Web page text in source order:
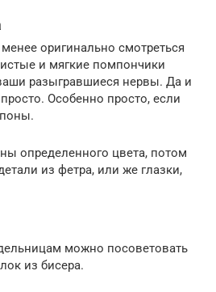
оригинально смотреться
и мягкие помпончики
разыгравшиеся нервы. Да и
Особенно просто, если
определенного цвета, потом
из фетра, или же глазки,
можно посоветовать
из бисера.